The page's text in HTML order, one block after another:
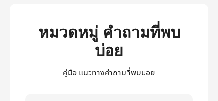
หมวดหมู่ คำถามที่พบ
บ่อย
คู่มือ แนวทางคำถามที่พบบ่อย